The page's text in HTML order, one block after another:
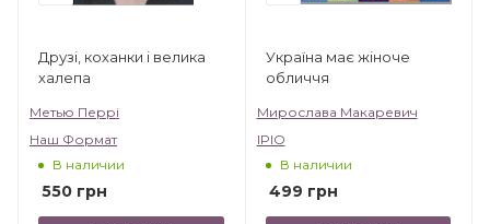
Друзі, коханки і велика
халепа
Метью Перрі
Наш Формат
В наличии
550 грн
Україна має жіноче
обличчя
Мирослава Макаревич
IPIO
В наличии
499 грн